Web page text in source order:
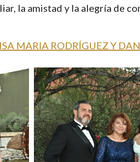
la amistad y la alegría de
MARIA RODRÍGUEZ Y